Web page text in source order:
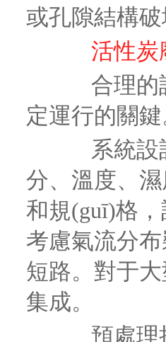
或孔隙結構
活性炭
合理的設
定運行的關
系統設計
分、溫度、
和規(guī)格
考慮氣流分
短路。對于
集成。
預處理措